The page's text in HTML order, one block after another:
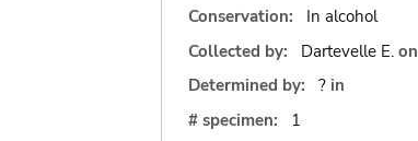
Conservation:
In alcohol
Collected by:
Dartevelle E. on
Determined by:
? in
# specimen:
1